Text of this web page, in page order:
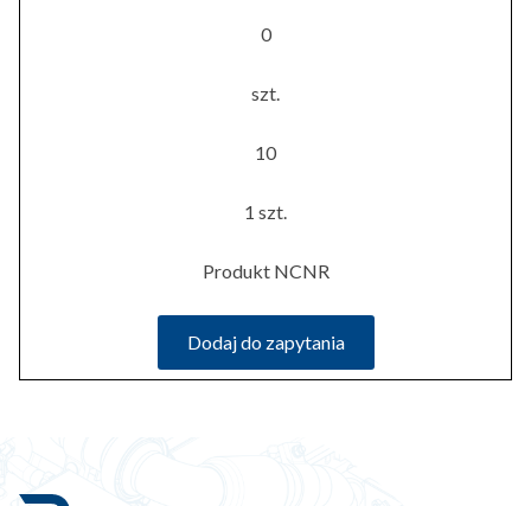
0
szt.
10
1 szt.
Produkt NCNR
Dodaj do zapytania